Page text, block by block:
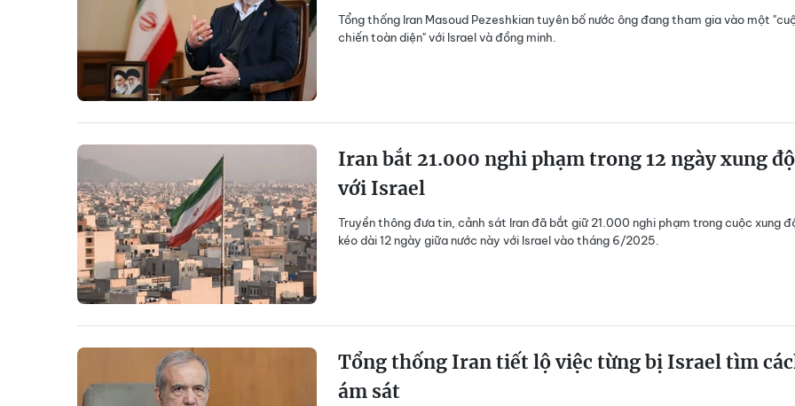
Tổng thống Iran Masoud Pezeshkian tuyên bố nước ông đang tham gia vào một
chiến toàn diện" với Israel và đồng minh.
Iran bắt 21.000 nghi phạm trong 12 ngày xung
với Israel
Truyền thông đưa tin, cảnh sát Iran đã bắt giữ 21.000 nghi phạm trong cuộc xung
kéo dài 12 ngày giữa nước này với Israel vào tháng 6/2025.
Tổng thống Iran tiết lộ việc từng bị Israel tìm
ám sát